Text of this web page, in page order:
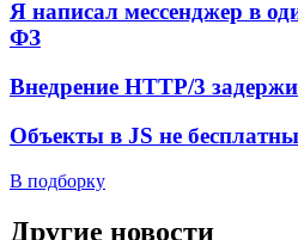
Я написал мессенджер в
ФЗ
Внедрение HTTP/3
Объекты в JS не
В подборку
Другие новости